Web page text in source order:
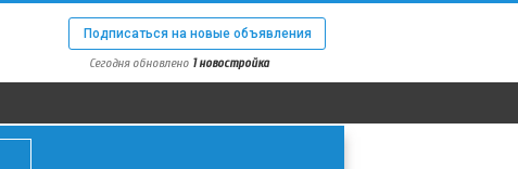
Подписаться на новые объявления
Сегодня обновлено 1 новостройка